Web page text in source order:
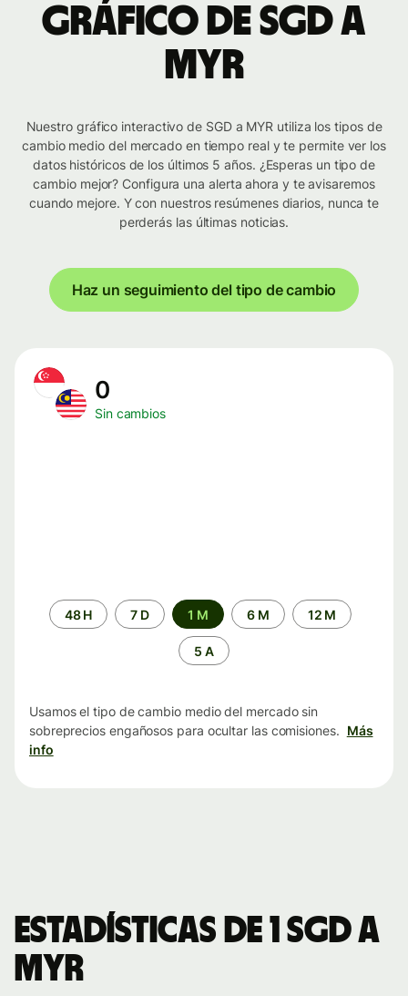
Gráfico de SGD a
MYR
Nuestro gráfico interactivo de SGD a MYR utiliza los tipos de
cambio medio del mercado en tiempo real y te permite ver los
datos históricos de los últimos 5 años. ¿Esperas un tipo de
cambio mejor? Configura una alerta ahora y te avisaremos
cuando mejore. Y con nuestros resúmenes diarios, nunca te
perderás las últimas noticias.
Haz un seguimiento del tipo de cambio
0
Sin cambios
Periodo48 H 7 D 1 M 6 M 12 M
5 A
Usamos el tipo de cambio medio del mercado sin
sobreprecios engañosos para ocultar las comisiones. Más
info
Estadísticas de 1 SGD a
MYR